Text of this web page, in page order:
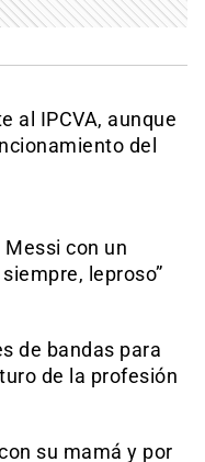
al IPCVA, aunque
del
con un
leproso”
de bandas para
de la profesión
su mamá y por